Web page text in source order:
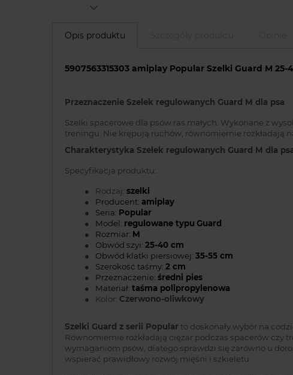
Opis produktu
5907563315303 amiplay Popular Szelki Guard M 25-
Przeznaczenie Szelek regulowanych Guard M dla psa
Szelki spacerowe dla psów ras małych. Wykonane z
treningu. Nie krępują ruchów, równomiernie rozkładają
Charakterystyka Szelek regulowanych Guard M dla
Specyfikacja produktu:
● Rodzaj: szelki
●
Producent: amiplay
●
Seria: Popular
●
Model: regulowane typu Guard
●
Rozmiar: M
●
Obwód szyi: 25-40 cm
●
Obwód klatki piersiowej: 35-55 cm
●
Szerokość taśmy: 2 cm
●
Przeznaczenie: średni pies
●
Materiał: taśma polipropylenowa
●
Kolor: Czerwono-oliwkowy
Szelki Guard z serii Popular to doskonały wybór na
Równomiernie rozkładają ciężar podczas spacerów
wymaganiom psów, dlatego sprawdzi się zarówno u
wspierać prawidłowy rozwój mięśni i szkieletu.